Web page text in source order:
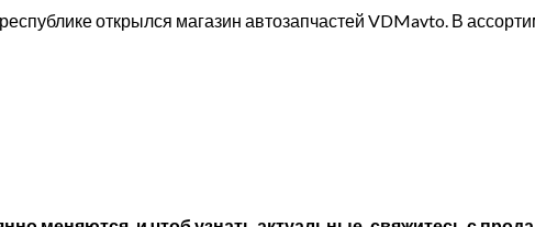
открылся магазин автозапчастей VDMavto. В